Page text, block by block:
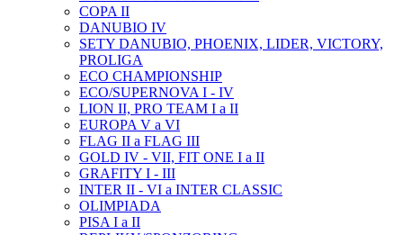
COPA II
DANUBIO IV
SETY DANUBIO, PHOENIX, LIDER, VICTORY,
PROLIGA
ECO CHAMPIONSHIP
ECO/SUPERNOVA I - IV
LION II, PRO TEAM I a II
EUROPA V a VI
FLAG II a FLAG III
GOLD IV - VII, FIT ONE I a II
GRAFITY I - III
INTER II - VI a INTER CLASSIC
OLIMPIADA
PISA I a II